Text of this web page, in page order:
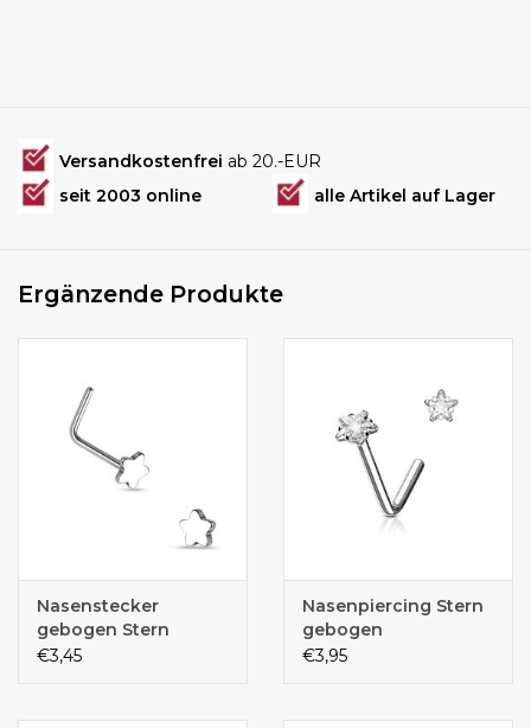
Versandkostenfrei ab 20.-EUR
seit 2003 online
alle Artikel auf Lager
Ergänzende Produkte
Nasenstecker
gebogen Stern
€3,45
Nasenpiercing Stern
gebogen
€3,95